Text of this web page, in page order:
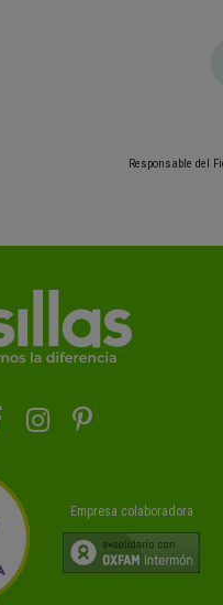
Responsable del
Empresa colaboradora